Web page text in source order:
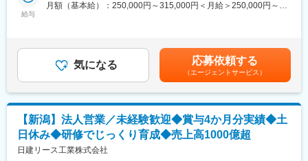
業務内容や必要なスキルを習得していただきます。
Astemoは独立系グローバルサプライヤーの為、世界中の完成車メ
ーカーが顧客であり、国内だけでなく海外のメンバーと連携し、
活躍の場はグローバルに広がっています。設備立上げなどチャレ
趣味領域から生活密着したバイクまで幅広いエンドユーザーへ安
心・安全を提供できる喜びと誇りを感じ、やりがいとする事が出
来ます。
の開拓にも取り組み、エリア全体のビジネス拡大を推進していた
・自社製品を軸としたソリューション提案
・顧客課題のヒアリングおよび最適な製品・サービスの提案
・アップセル・クロスセルの企画・実行
※既存：新規＝８：２
※新規営業についても、完全な飛び込み営業ではなく、既存顧客と
関係性のある企業やニーズが顕在化している企業への提案が中心
です。
◇取扱製品：https://product.mipox.co.jp/productinfo/
一般研磨布紙、サンドペーパーを中心とした研磨材、研磨装置お
給与
月額（基本給）：250,000円～315,000円＜月給＞250,000円～
給(月額)は固定手当を含めた表記です。
気になる 応募依頼する
（エージェントサービス）
【新潟】法人営業／未経験歓迎◆賞与4か月分実績◆土
日休み◆研修でじっくり育成◆売上高1000億超
日建リース工業株式会社